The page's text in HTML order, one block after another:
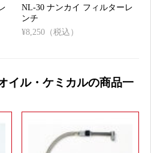
NL-30 ナンカイ フィルターレ
ンチ
¥8,250（税込）
イル・ケミカルの商品一